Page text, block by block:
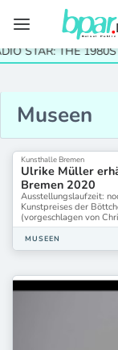
AND THEIR
Museen
Albertina/ Wien
Albertina
Albertina Modern
Albertina
Albertina Wien
Albrechtsburg
Alfred Ehrhardt
Amerikahaus
Arp Museum
Kunsthalle Bremen
Ulrike Müller
Bremen 2020
Ausstellungslaufzeit:
Kunstpreises der
(vorgeschlagen von
MUSEEN